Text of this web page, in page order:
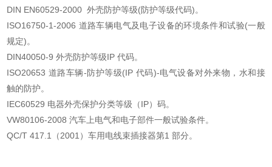
DIN EN60529-2000 外壳防护等级(防护等级代码)。
ISO16750-1-2006 道路车辆电气及电子设备的环境条件和试验(一般
规定)。
DIN40050-9 外壳防护等级IP 代码。
ISO20653 道路车辆-防护等级(IP 代码)-电气设备对外来物，水和接
触的防护。
IEC60529 电器外壳保护分类等级（IP）码。
VW80106-2008 汽车上电气和电子部件一般试验条件。
QC/T 417.1（2001）车用电线束插接器第1 部分。